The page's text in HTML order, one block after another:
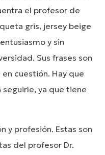
el profesor de
gris, jersey beige
y sin
Sus frases son
cuestión. Hay que
ya que tiene
y profesión. Estas son
del profesor Dr.